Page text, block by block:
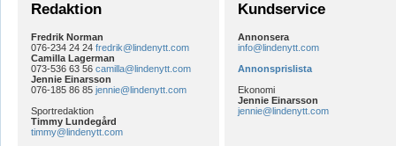
Redaktion
Fredrik Norman
076-234 24 24 fredrik@lindenytt.com
Camilla Lagerman
073-536 63 56 camilla@lindenytt.com
Jennie Einarsson
076-185 86 85 jennie@lindenytt.com
Sportredaktion
Timmy Lundegård
timmy@lindenytt.com
Kundservice
Annonsera
info@lindenytt.com
Annonsprislista
Ekonomi
Jennie Einarsson
jennie@lindenytt.com